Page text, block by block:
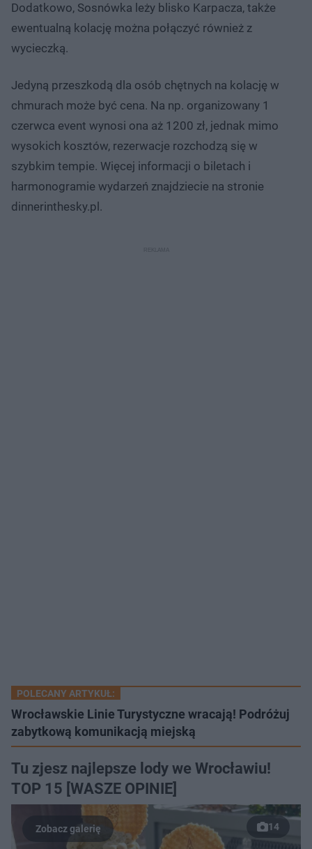
Dodatkowo, Sosnówka leży blisko Karpacza, także
ewentualną kolację można połączyć również z
wycieczką.
Jedyną przeszkodą dla osób chętnych na kolację w
chmurach może być cena. Na np. organizowany 1
czerwca event wynosi ona aż 1200 zł, jednak mimo
wysokich kosztów, rezerwacje rozchodzą się w
szybkim tempie. Więcej informacji o biletach i
harmonogramie wydarzeń znajdziecie na stronie
dinnerinthesky.pl.
POLECANY ARTYKUŁ:
Wrocławskie Linie Turystyczne wracają! Podróżuj
zabytkową komunikacją miejską
Tu zjesz najlepsze lody we Wrocławiu!
TOP 15 [WASZE OPINIE]
14